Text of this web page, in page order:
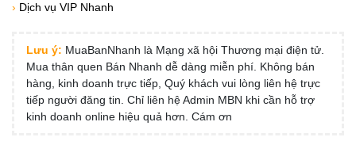
› Dịch vụ VIP Nhanh
Lưu ý: MuaBanNhanh là Mạng xã hội Thương mại điện tử.
Mua thân quen Bán Nhanh dễ dàng miễn phí. Không bán
hàng, kinh doanh trực tiếp, Quý khách vui lòng liên hệ trực
tiếp người đăng tin. Chỉ liên hệ Admin MBN khi cần hỗ trợ
kinh doanh online hiệu quả hơn. Cám ơn